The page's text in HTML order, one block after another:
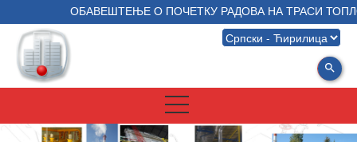
ОБАВЕШТЕЊЕ О ПОЧЕТКУ РАДОВА НА ТРАСИ
search